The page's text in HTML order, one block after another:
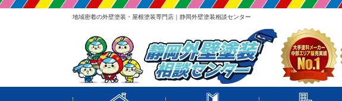
地域密着の外壁塗装・屋根塗装専門店｜静岡外壁塗装相談センター